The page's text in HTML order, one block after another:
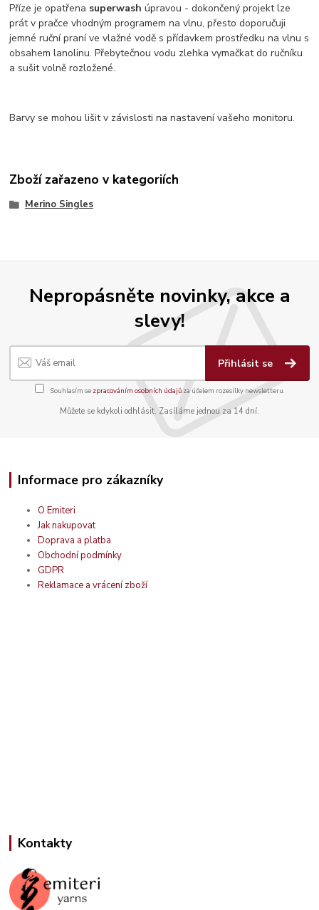
Příze je opatřena superwash úpravou - dokončený projekt lze
prát v pračce vhodným programem na vlnu, přesto doporučuji
jemné ruční praní ve vlažné vodě s přídavkem prostředku na vlnu s
obsahem lanolinu. Přebytečnou vodu zlehka vymačkat do ručníku
a sušit volně rozložené.
Barvy se mohou lišit v závislosti na nastavení vašeho monitoru.
Zboží zařazeno v kategoriích
Merino Singles
Nepropásněte novinky, akce a
slevy!
Přihlásit se
Souhlasím se zpracováním osobních údajůza účelem rozesílky newsletteru.
Můžete se kdykoli odhlásit. Zasíláme jednou za 14 dní.
Informace pro zákazníky
O Emiteri
Jak nakupovat
Doprava a platba
Obchodní podmínky
GDPR
Reklamace a vrácení zboží
Kontakty